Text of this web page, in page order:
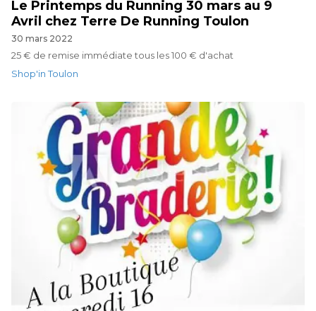
Le Printemps du Running 30 mars au 9
Avril chez Terre De Running Toulon
30 mars 2022
25 € de remise immédiate tous les 100 € d'achat
Shop'in Toulon